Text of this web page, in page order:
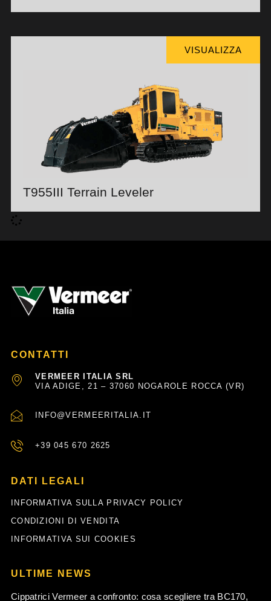
VISUALIZZA
T955III Terrain Leveler
CONTATTI
VERMEER ITALIA SRL
VIA ADIGE, 21 – 37060 NOGAROLE ROCCA (VR)
INFO@VERMEERITALIA.IT
+39 045 670 2625
DATI LEGALI
INFORMATIVA SULLA PRIVACY POLICY
CONDIZIONI DI VENDITA
INFORMATIVA SUI COOKIES
ULTIME NEWS
Cippatrici Vermeer a confronto: cosa scegliere tra BC170,